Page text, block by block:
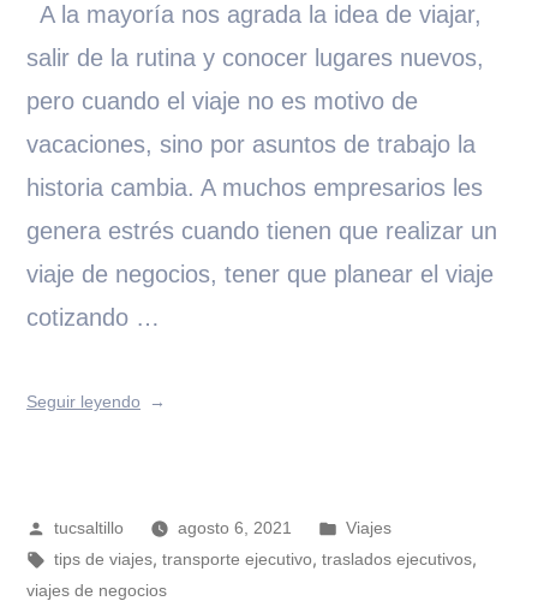
A la mayoría nos agrada la idea de viajar,
salir de la rutina y conocer lugares nuevos,
pero cuando el viaje no es motivo de
vacaciones, sino por asuntos de trabajo la
historia cambia. A muchos empresarios les
genera estrés cuando tienen que realizar un
viaje de negocios, tener que planear el viaje
cotizando …
Seguir leyendo
tucsaltillo agosto 6, 2021
Viajes
tips de viajes,transporte ejecutivo,traslados ejecutivos,
viajes de negocios